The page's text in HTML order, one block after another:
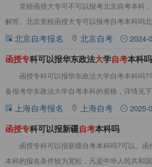
党校函授大专可不可以报考北京自考本科
解答。北京党校函授大专可以报考自考本科吗
本科。因为党校函授大专学历在学信网上无法查
北京自考报名 北京自考 2024-
函授专科可以报华东政法大学自考本科吗
函授专科可以报华东政法大学自考本科吗
备报考华东政法大学自考本科的资格‌，详情见
题题库资料大全函授专科可以报华东政法
上海自考报名 上海自考 2025-
函授专科可以报新疆自考本科吗
函授专科可以报新疆自考本科吗?可以。
本科的报名条件较为宽松，凡是中华人民共和